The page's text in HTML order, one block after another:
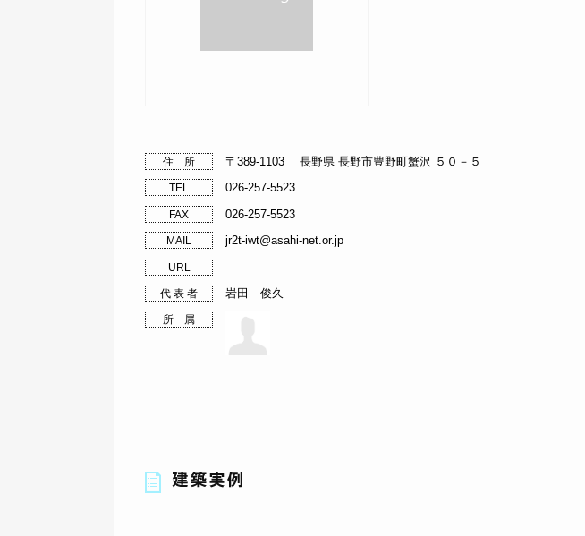
住 所 〒389-1103 長野県 長野市豊野町蟹沢 ５０－５
TEL 026-257-5523
FAX 026-257-5523
MAIL jr2t-iwt@asahi-net.or.jp
URL
代 表 者 岩田 俊久
所 属